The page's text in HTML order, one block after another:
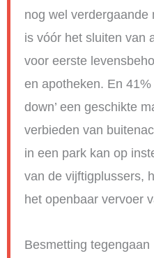
nog wel
is vóór het sluiten van
voor eerste
en apotheken. En
down’ een geschikte
verbieden van
in een park kan op
van de vijftigplussers,
het openbaar vervoer
Besmetting tegengaan